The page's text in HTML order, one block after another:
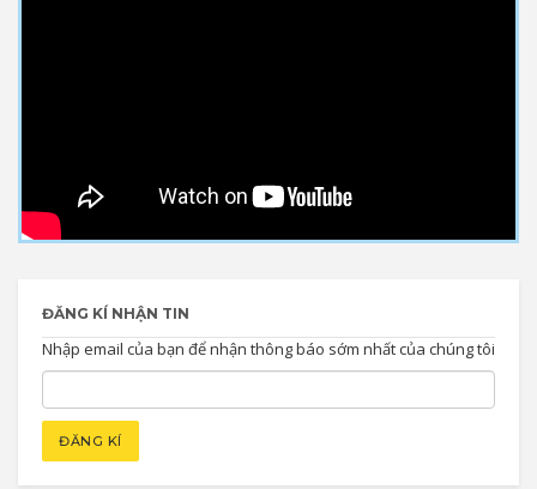
ĐĂNG KÍ NHẬN TIN
Nhập email của bạn để nhận thông báo sớm nhất của chúng tôi